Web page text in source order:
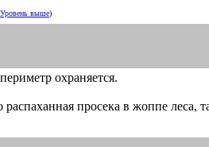
Уровень выше)
охраняется.
просека в жоппе леса,